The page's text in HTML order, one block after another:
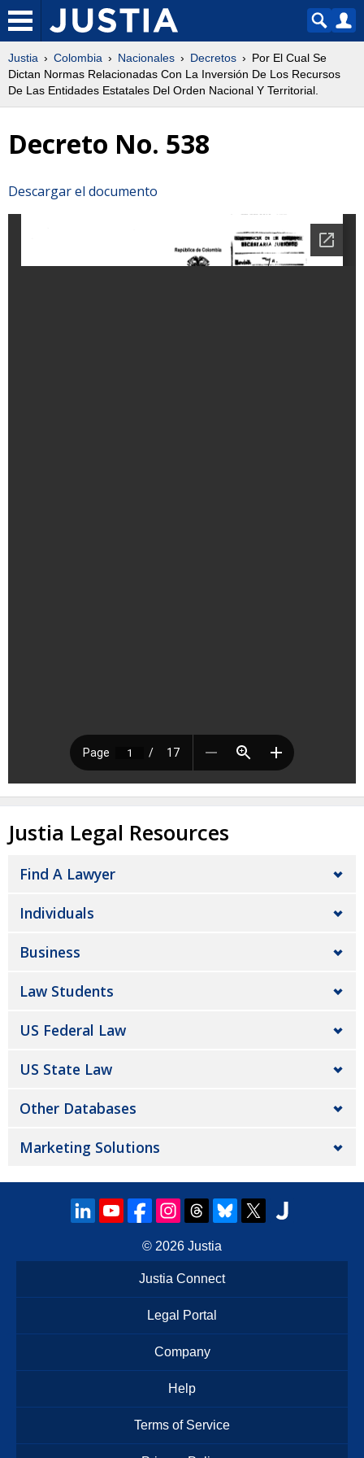
Justia Colombia Nacionales Decretos
Por El Cual Se
Dictan Normas Relacionadas Con La Inversión De Los Recursos
De Las Entidades Estatales Del Orden Nacional Y Territorial.
Decreto No. 538
Descargar el documento
Justia Legal Resources
Find A Lawyer
Individuals
Business
Law Students
US Federal Law
US State Law
Other Databases
Marketing Solutions
© 2026 Justia
Justia Connect
Legal Portal
Company
Help
Terms of Service